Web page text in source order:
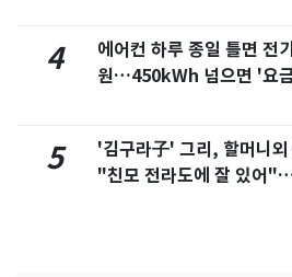
4
에어컨 하루 종일 틀면 전
원…450kWh 넘으면 '요
5
'김구라子' 그리, 할머니외
"친모 전라도에 잘 있어